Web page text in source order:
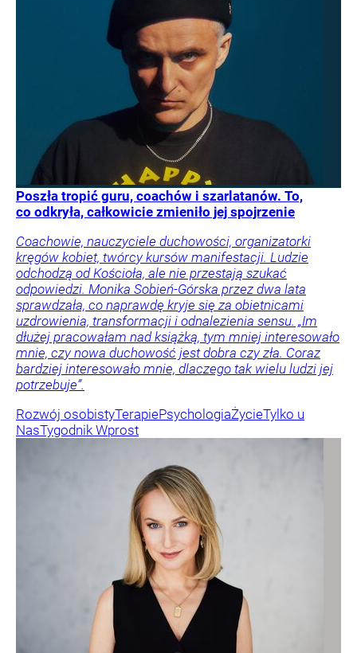
Poszła tropić guru, coachów i szarlatanów. To,
co odkryła, całkowicie zmieniło jej spojrzenie
Coachowie, nauczyciele duchowości, organizatorki
kręgów kobiet, twórcy kursów manifestacji. Ludzie
odchodzą od Kościoła, ale nie przestają szukać
odpowiedzi. Monika Sobień-Górska przez dwa lata
sprawdzała, co naprawdę kryje się za obietnicami
uzdrowienia, transformacji i odnalezienia sensu. „Im
dłużej pracowałam nad książką, tym mniej interesowało
mnie, czy nowa duchowość jest dobra czy zła. Coraz
bardziej interesowało mnie, dlaczego tak wielu ludzi jej
potrzebuje”.
Rozwój osobistyTerapiePsychologiaŻycieTylko u
NasTygodnik Wprost